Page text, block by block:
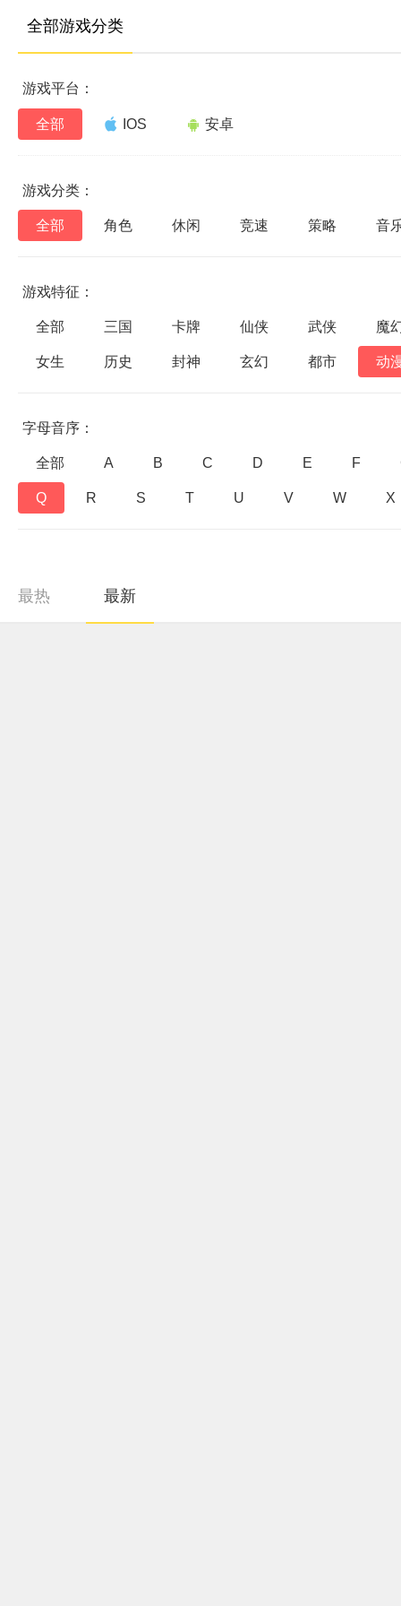
全部游戏分类
游戏平台：
全部 IOS 安卓
游戏分类：
全部 角色 休闲 竞速 策略 音
游戏特征：
全部 三国 卡牌 仙侠 武侠 魔
女生 历史 封神 玄幻 都市 动
字母音序：
全部 A B C D E F
Q R S T U V W X
最热 最新